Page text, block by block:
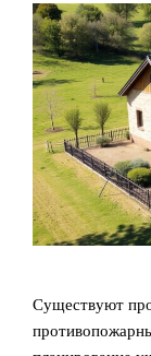
Существуют